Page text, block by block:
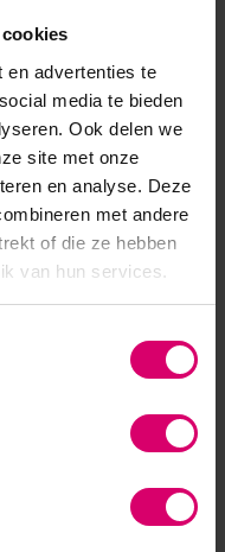
en advertenties te
media te bieden
Ook delen we
site met onze
en analyse. Deze
met andere
of die ze hebben
van hun services.